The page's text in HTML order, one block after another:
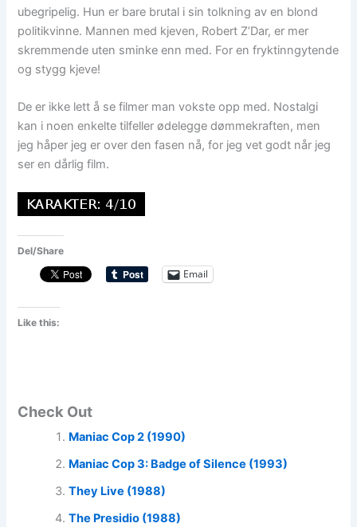
ubegripelig. Hun er bare brutal i sin tolkning av en blond
politikvinne. Mannen med kjeven, Robert Z’Dar, er mer
skremmende uten sminke enn med. For en fryktinngytende
og stygg kjeve!
De er ikke lett å se filmer man vokste opp med. Nostalgi
kan i noen enkelte tilfeller ødelegge dømmekraften, men
jeg håper jeg er over den fasen nå, for jeg vet godt når jeg
ser en dårlig film.
Del/Share
Email
Like this:
Check Out
Maniac Cop 2 (1990)
Maniac Cop 3: Badge of Silence (1993)
They Live (1988)
The Presidio (1988)